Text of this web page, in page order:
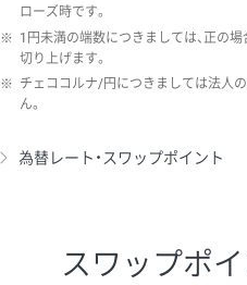
ローズ時です。
※ 1円未満の端数につきましては、正の
切り上げます。
※ チェココルナ/円につきましては法人
ん。
為替レート・スワップポイント
スワップポ